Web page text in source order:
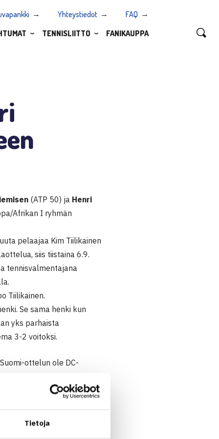
Tietoja
Yhteystiedot
FAQ
TENNISLIITTO FANIKAUPPA
(ATP 50) ja Henri
Afrikan I ryhmän
pelaajaa Kim Tiilikainen
siis tiistaina 6.9.
tennisvalmentajana
Tiilikainen.
Se sama henki kun
yks parhaista
3-2 voitoksi.
ottelun ole DC-
ovat käytettävissä oman